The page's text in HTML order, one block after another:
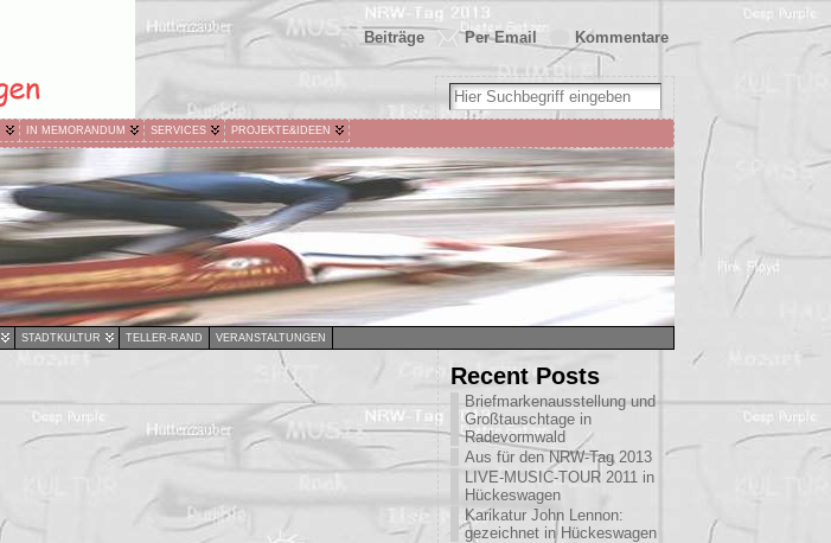
Kommentare
Per Email
Beiträge
IN MEMORANDUM SERVICES PROJEKTE&IDEEN
STADTKULTUR TELLER-RAND VERANSTALTUNGEN
Recent Posts
Briefmarkenausstellung und
Großtauschtage in
Radevormwald
Aus für den NRW-Tag 2013
LIVE-MUSIC-TOUR 2011 in
Hückeswagen
Karikatur John Lennon:
gezeichnet in Hückeswagen